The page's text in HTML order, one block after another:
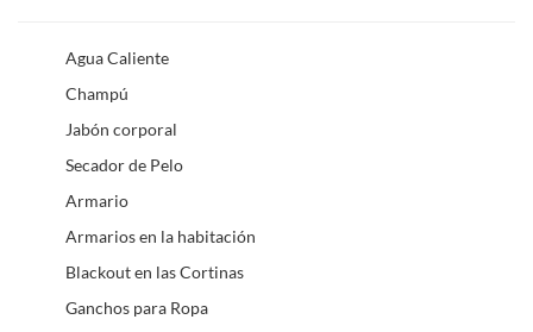
Agua Caliente
Champú
Jabón corporal
Secador de Pelo
Armario
Armarios en la habitación
Blackout en las Cortinas
Ganchos para Ropa